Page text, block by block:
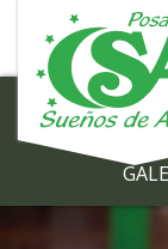
Carrera 9
Lenguaje
INICIO